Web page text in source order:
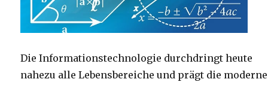
Die Informationstechnologie durchdringt heute
nahezu alle Lebensbereiche und prägt die moderne